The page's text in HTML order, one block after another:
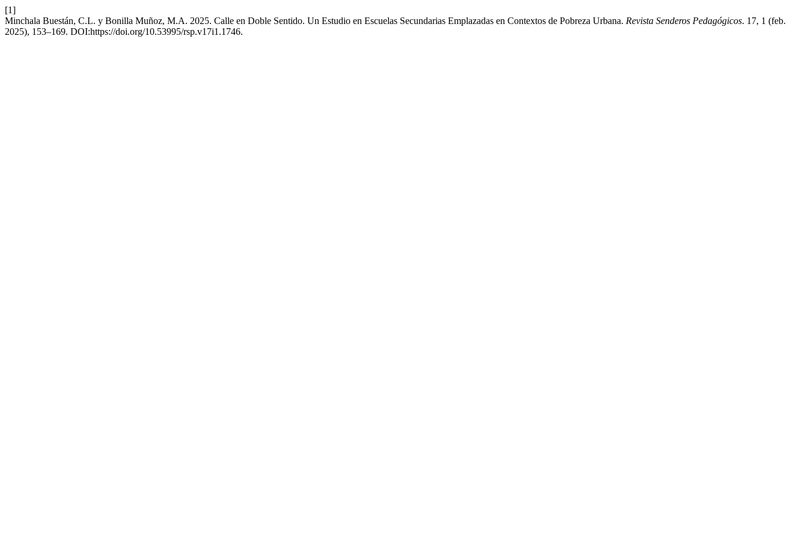
[1]
Minchala Buestán, C.L. y Bonilla Muñoz, M.A. 2025. Calle en Doble Sentido. Un Estudio en Escuelas Secundarias Emplazadas en Contextos de Pobreza Urbana. Revista Senderos Pedagógicos. 17, 1 (feb.
2025), 153–169. DOI:https://doi.org/10.53995/rsp.v17i1.1746.